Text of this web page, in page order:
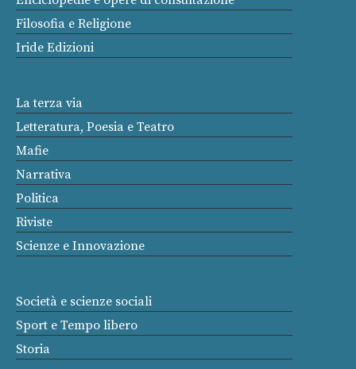
Filosofia e Religione
Iride Edizioni
La terza via
Letteratura, Poesia e Teatro
Mafie
Narrativa
Politica
Riviste
Scienze e Innovazione
Società e scienze sociali
Sport e Tempo libero
Storia